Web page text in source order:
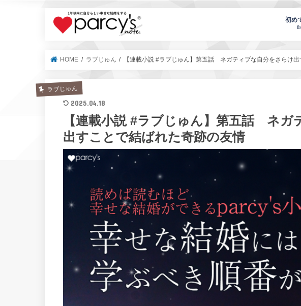
parcy's note(パーシーズノ
初め
HOME ラブじゅん 【連載小説 #ラブじゅん】第五話 ネガティブな自分をさらけ
ラブじゅん
2025.04.18
【連載小説 #ラブじゅん】第五話 ネガ
出すことで結ばれた奇跡の友情